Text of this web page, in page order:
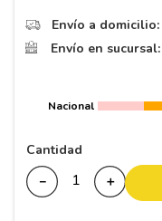
Envío a domicilio:
Envío en sucursal:
Nacional
Cantidad
＋
－